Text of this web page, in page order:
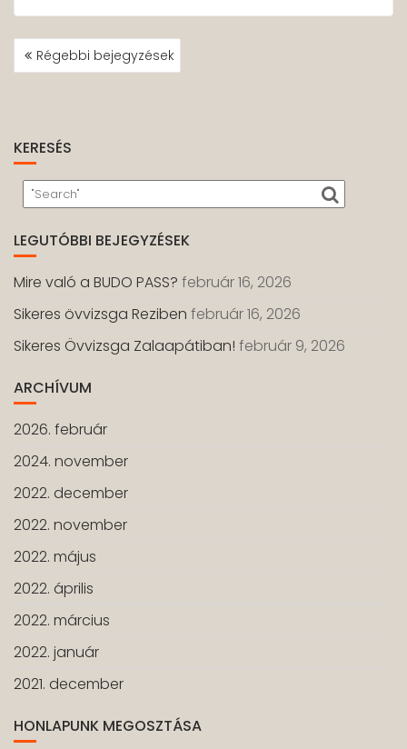
BEJEGYZÉS
NAVIGÁCIÓ
Régebbi bejegyzések
KERESÉS
LEGUTÓBBI BEJEGYZÉSEK
Mire való a BUDO PASS? február 16, 2026
Sikeres övvizsga Reziben február 16, 2026
Sikeres Övvizsga Zalaapátiban! február 9, 2026
ARCHÍVUM
2026. február
2024. november
2022. december
2022. november
2022. május
2022. április
2022. március
2022. január
2021. december
HONLAPUNK MEGOSZTÁSA